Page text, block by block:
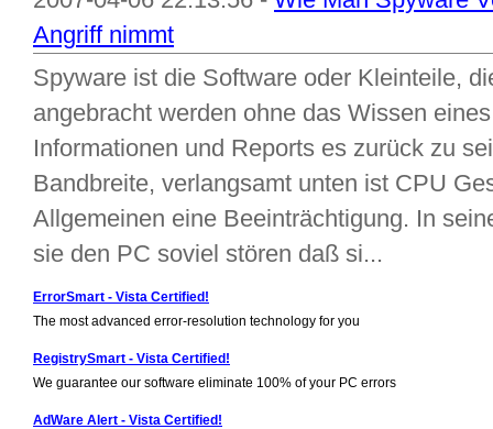
Angriff nimmt
Spyware ist die Software oder Kleinteile,
angebracht werden ohne das Wissen
Informationen und Reports es zurück zu
Bandbreite, verlangsamt unten ist CPU
Allgemeinen eine Beeinträchtigung. In
sie den PC soviel stören daß si...
ErrorSmart - Vista Certified!
The most advanced error-resolution technology for you
RegistrySmart - Vista Certified!
We guarantee our software eliminate 100% of your PC errors
AdWare Alert - Vista Certified!